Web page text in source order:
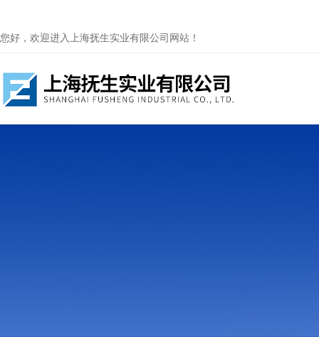
您好，欢迎进入上海抚生实业有限公司网站！